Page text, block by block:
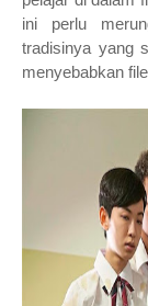
ini perlu
tradisinya yang
menyebabkan